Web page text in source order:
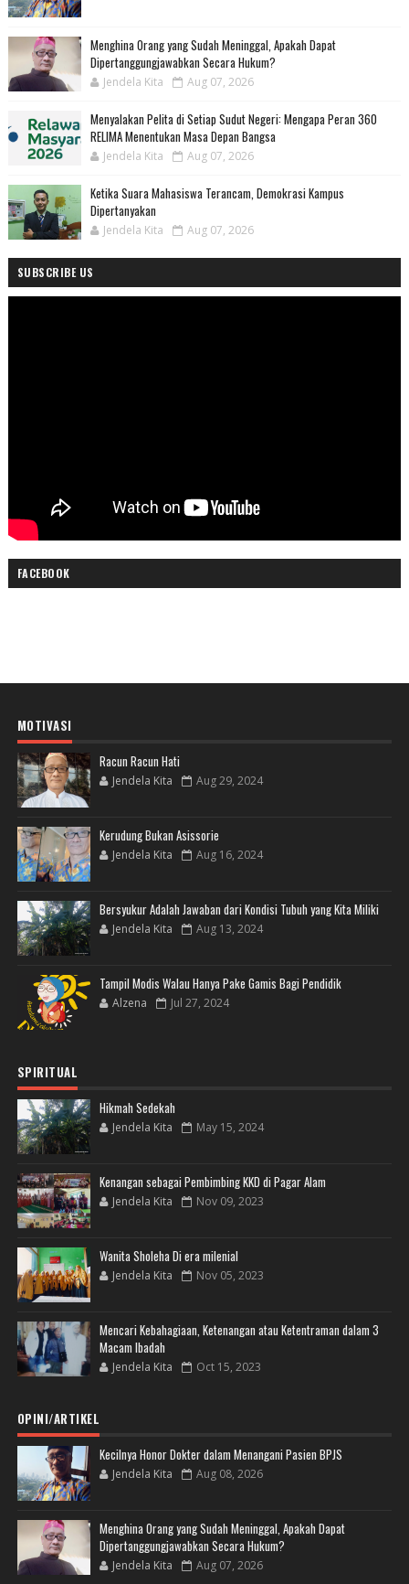
Menghina Orang yang Sudah Meninggal, Apakah Dapat
Dipertanggungjawabkan Secara Hukum?
Jendela Kita Aug 07, 2026
Menyalakan Pelita di Setiap Sudut Negeri: Mengapa Peran 360
RELIMA Menentukan Masa Depan Bangsa
Jendela Kita Aug 07, 2026
Ketika Suara Mahasiswa Terancam, Demokrasi Kampus
Dipertanyakan
Jendela Kita Aug 07, 2026
SUBSCRIBE US
FACEBOOK
MOTIVASI
Racun Racun Hati
Jendela Kita Aug 29, 2024
Kerudung Bukan Asissorie
Jendela Kita Aug 16, 2024
Bersyukur Adalah Jawaban dari Kondisi Tubuh yang Kita Miliki
Jendela Kita Aug 13, 2024
Tampil Modis Walau Hanya Pake Gamis Bagi Pendidik
Alzena Jul 27, 2024
SPIRITUAL
Hikmah Sedekah
Jendela Kita May 15, 2024
Kenangan sebagai Pembimbing KKD di Pagar Alam
Jendela Kita Nov 09, 2023
Wanita Sholeha Di era milenial
Jendela Kita Nov 05, 2023
Mencari Kebahagiaan, Ketenangan atau Ketentraman dalam 3
Macam Ibadah
Jendela Kita Oct 15, 2023
OPINI/ARTIKEL
Kecilnya Honor Dokter dalam Menangani Pasien BPJS
Jendela Kita Aug 08, 2026
Menghina Orang yang Sudah Meninggal, Apakah Dapat
Dipertanggungjawabkan Secara Hukum?
Jendela Kita Aug 07, 2026